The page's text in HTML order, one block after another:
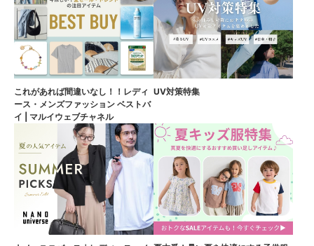
これがあれば間違いなし！！レディ
ース・メンズファッション ベストバ
イ | マルイウェブチャネル
UV対策特集